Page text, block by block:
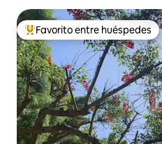
De los mejores en Favorito
Favorito entre huéspedes